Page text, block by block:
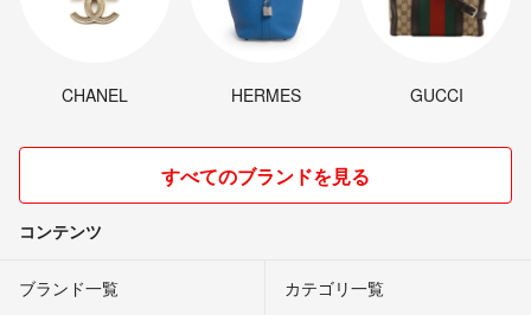
CHANEL HERMES GUCCI
すべてのブランドを見る
コンテンツ
ブランド一覧 カテゴリ一覧